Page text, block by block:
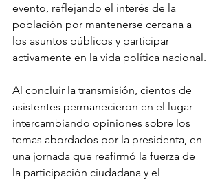
evento, reflejando el interés de la
población por mantenerse cercana a
los asuntos públicos y participar
activamente en la vida política nacional.
Al concluir la transmisión, cientos de
asistentes permanecieron en el lugar
intercambiando opiniones sobre los
temas abordados por la presidenta, en
una jornada que reafirmó la fuerza de
la participación ciudadana y el